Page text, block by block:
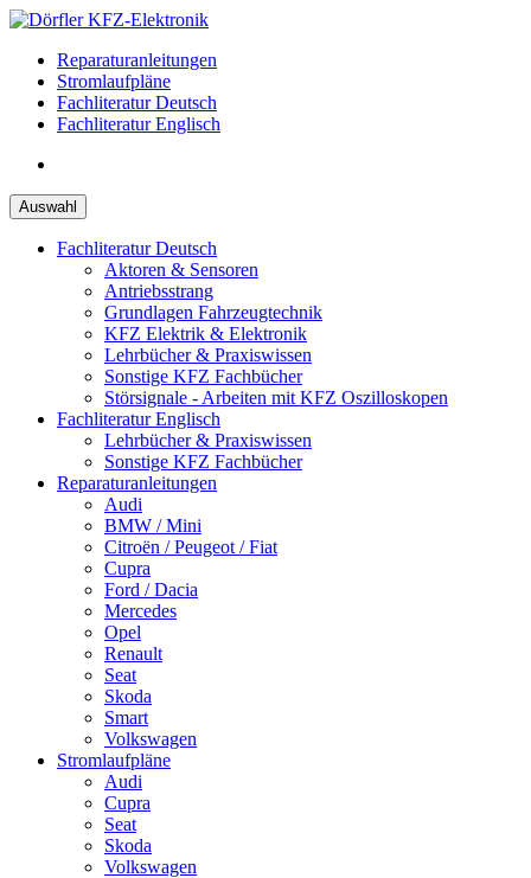
Zum
springenReparaturanleitungen
Stromlaufpläne
Fachliteratur Deutsch
Fachliteratur Englisch
Auswahl
Fachliteratur Deutsch
Aktoren & Sensoren
Antriebsstrang
Grundlagen Fahrzeugtechnik
KFZ Elektrik & Elektronik
Lehrbücher & Praxiswissen
Sonstige KFZ Fachbücher
Störsignale - Arbeiten mit KFZ Oszilloskopen
Fachliteratur Englisch
Lehrbücher & Praxiswissen
Sonstige KFZ Fachbücher
Reparaturanleitungen
Audi
BMW / Mini
Citroën / Peugeot / Fiat
Cupra
Ford / Dacia
Mercedes
Opel
Renault
Seat
Skoda
Smart
Volkswagen
Stromlaufpläne
Audi
Cupra
Seat
Skoda
Volkswagen